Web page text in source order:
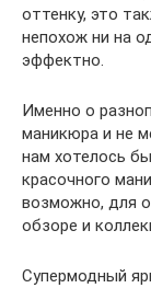
оттенку, это
непохож ни на
эффектно.
Именно о
маникюра и не
нам хотелось
красочного
возможно, для
обзоре и
Супермодный